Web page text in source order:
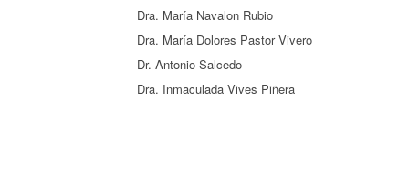
Dra. María Navalon Rubio
Dra. María Dolores Pastor Vivero
Dr. Antonio Salcedo
Dra. Inmaculada Vives Piñera